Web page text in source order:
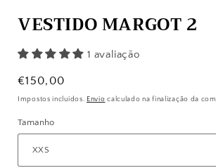
VESTIDO MARGOT 2
1 avaliação
Preço
normal
€150,00
Impostos incluídos. Envio calculado na finalização da
Tamanho